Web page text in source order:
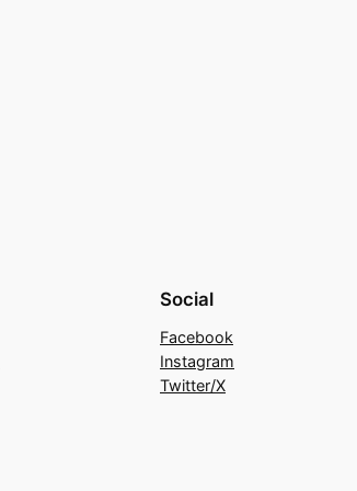
Social
Facebook
Instagram
Twitter/X